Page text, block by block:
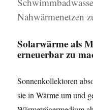
Nahwärmenetzen
Solarwärme als
erneuerbar zu
Sonnenkollektoren
sie in Wärme um und